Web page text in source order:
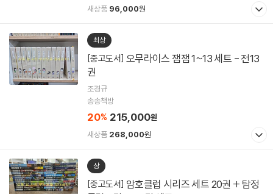
새상품 96,000원
최상
[중고도서]
권
조경규
송송책방
20% 215,000원
새상품 268,000원
상
[중고도서]